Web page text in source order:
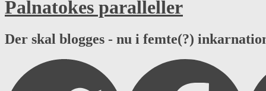
Palnatokes paralleller
Der skal blogges - nu i femte(?)